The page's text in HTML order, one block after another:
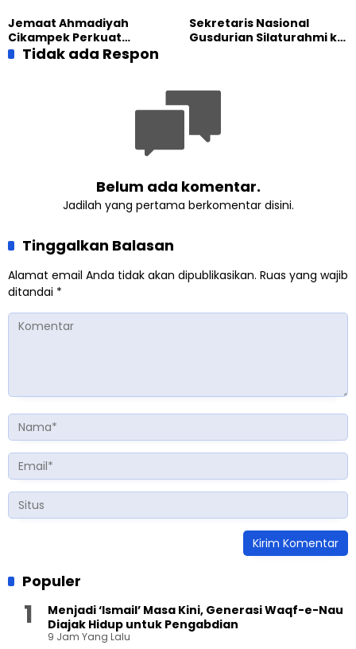
Generasi Unggul
Jemaat Ahmadiyah
Cikampek Perkuat
Komitmen Bangun Masjid
Sekretaris Nasional
Gusdurian Silaturahmi ke
Tidak ada Respon
Belum ada komentar.
Jadilah yang pertama berkomentar disini.
Tinggalkan Balasan
Alamat email Anda tidak akan dipublikasikan. Ruas yang wajib
ditandai *
Populer
Menjadi ‘Ismail’ Masa Kini, Generasi Waqf-e-Nau
Diajak Hidup untuk Pengabdian
9 Jam Yang Lalu